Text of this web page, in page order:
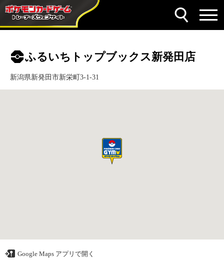
ふるいちトップブックス新発田店
新潟県新発田市新栄町3-1-31
Google Maps アプリで開く